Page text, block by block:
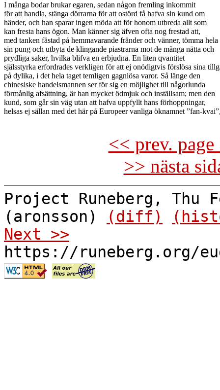
I många bodar brukar egaren, sedan någon fremling inkommit
för att handla, stänga dörrarna för att ostörd få hafva sin kund om
händer, och han sparar ingen möda att för honom utbreda allt som
kan fresta hans ögon. Man känner sig äfven ofta nog frestad att,
med tanken fästad på hemmavarande fränder och vänner, tömma hela
sin pung och utbyta de klingande piastrarna mot de många nätta och
prydliga saker, hvilka blifva en erbjudna. En liten qvantitet
själsstyrka erfordrades verkligen för att ej onödigtvis förslösa sina
på dylika, i det hela taget temligen gagnlösa varor. Så länge den
chinesiske handelsmannen ser för sig en möjlighet till någorlunda
förmånlig afsättning, är han mycket ödmjuk och inställsam; men den
kund, som går sin väg utan att hafva uppfyllt hans förhoppningar,
helsas ej sällan med det här på Europeer vanliga öknamnet ”fan-
<< prev.
>> nästa
Project Runeberg, Thu
(aronsson)
(diff)
Next >>
https://runeberg.org/